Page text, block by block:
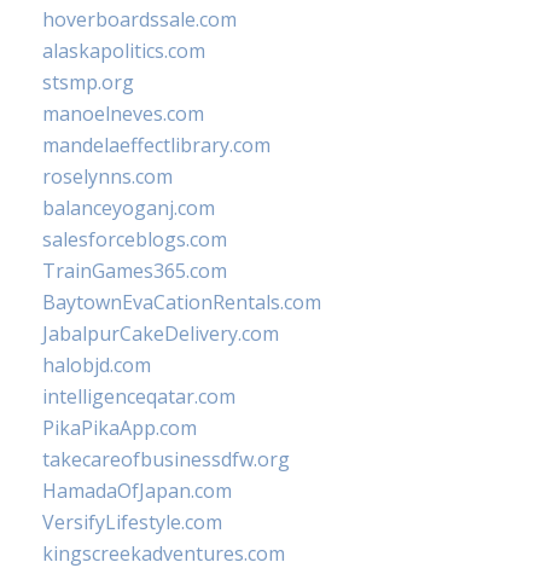
hoverboardssale.com
alaskapolitics.com
stsmp.org
manoelneves.com
mandelaeffectlibrary.com
roselynns.com
balanceyoganj.com
salesforceblogs.com
TrainGames365.com
BaytownEvaCationRentals.com
JabalpurCakeDelivery.com
halobjd.com
intelligenceqatar.com
PikaPikaApp.com
takecareofbusinessdfw.org
HamadaOfJapan.com
VersifyLifestyle.com
kingscreekadventures.com